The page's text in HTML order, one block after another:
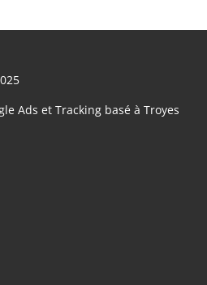
Ads et Tracking basé à Troyes